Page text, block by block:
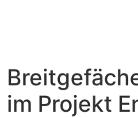
im Projekt